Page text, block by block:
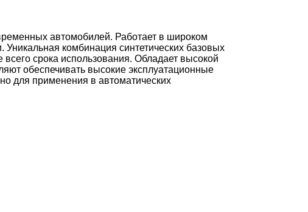
автомобилей. Работает в широком
Уникальная комбинация синтетических базовых
срока использования. Обладает высокой
обеспечивать высокие эксплуатационные
для применения в автоматических